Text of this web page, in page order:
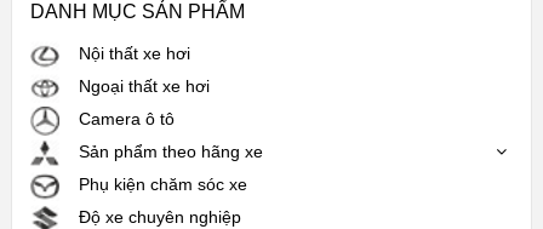
DANH MỤC SẢN PHẨM
Nội thất xe hơi
Ngoại thất xe hơi
Camera ô tô
Sản phẩm theo hãng xe
Phụ kiện chăm sóc xe
Độ xe chuyên nghiệp